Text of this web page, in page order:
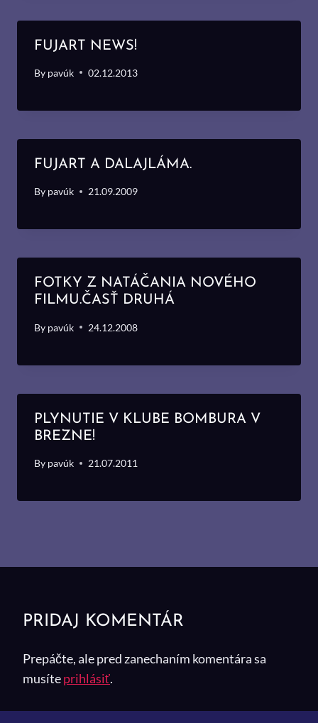
FUJART NEWS!
By pavúk 02.12.2013
FUJART A DALAJLÁMA.
By pavúk 21.09.2009
FOTKY Z NATÁČANIA NOVÉHO
FILMU.ČASŤ DRUHÁ
By pavúk 24.12.2008
PLYNUTIE V KLUBE BOMBURA V
BREZNE!
By pavúk 21.07.2011
PRIDAJ KOMENTÁR
Prepáčte, ale pred zanechaním komentára sa
musíteprihlásiť.